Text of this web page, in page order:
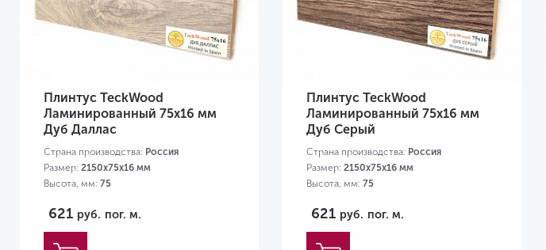
Плинтус TeckWood
Ламинированный 75х16 мм
Дуб Даллас
Страна производства: Россия
Размер: 2150х75х16 мм
Высота, мм: 75
621 руб. пог. м.
Плинтус TeckWood
Ламинированный 75х16 мм
Дуб Серый
Страна производства: Россия
Размер: 2150х75х16 мм
Высота, мм: 75
621 руб. пог. м.